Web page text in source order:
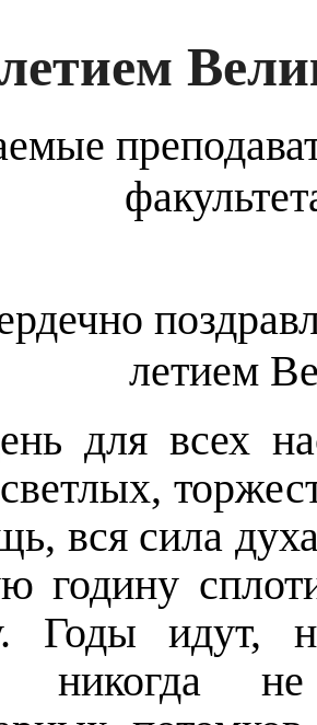
летием
для всех
вся сила
годину
Годы идут,
никогда